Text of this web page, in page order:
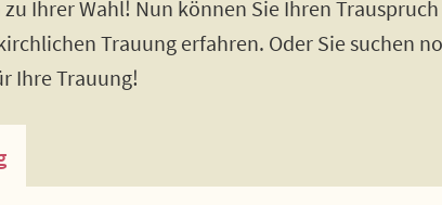
Ihrer Wahl! Nun können Sie Ihren
Trauung erfahren. Oder Sie suchen
Ihre Trauung!